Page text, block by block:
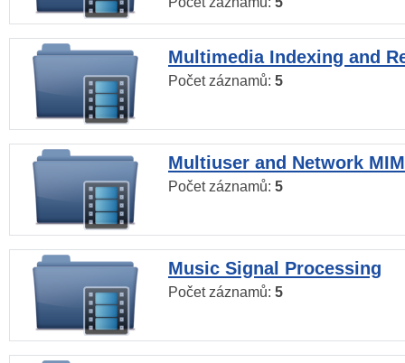
Multimedia Indexing and
Počet záznamů: 5
Multiuser and Network
Počet záznamů: 5
Music Signal Processing
Počet záznamů: 5